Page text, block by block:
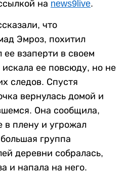
на news9live.
что
Эмроз, похитил
взаперти в своем
ее повсюду, но не
следов. Спустя
вернулась домой и
Она сообщила,
в плену и угрожал
группа
деревни собралась,
и напала на него.